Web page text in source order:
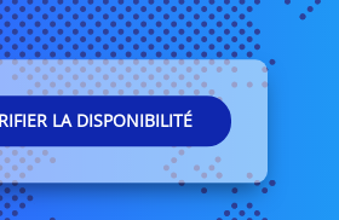
LA DISPONIBILITÉ